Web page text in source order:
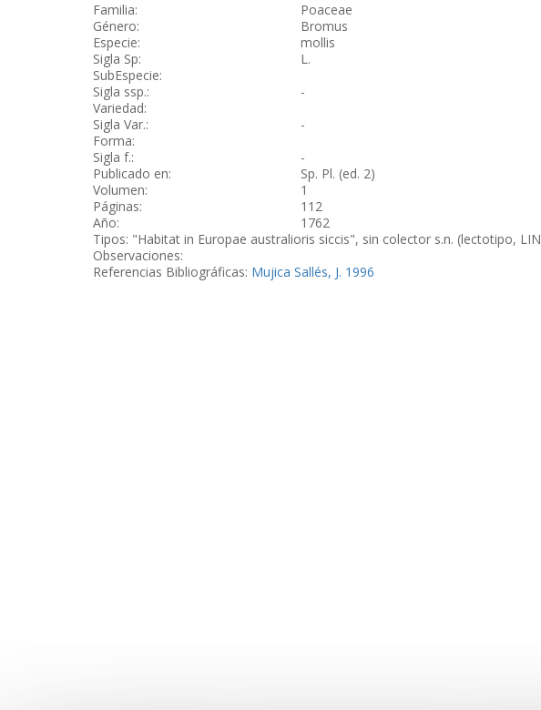
Familia:
Poaceae
Género:
Bromus
Especie:
mollis
Sigla Sp:
L.
SubEspecie:
Sigla ssp.:
-
Variedad:
Sigla Var.:
-
Forma:
Sigla f.:
-
Publicado en:
Sp. Pl. (ed. 2)
Volumen:
1
Páginas:
112
Año:
1762
Tipos: "Habitat in Europae australioris siccis", sin colector s.n. (lectotipo,
Observaciones:
Referencias Bibliográficas: Mujica Sallés, J. 1996